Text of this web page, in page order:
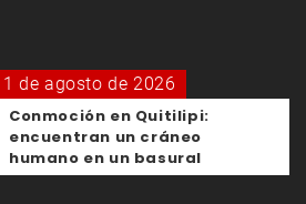
1 de agosto de 2026
Conmoción en Quitilipi:
encuentran un cráneo
humano en un basural